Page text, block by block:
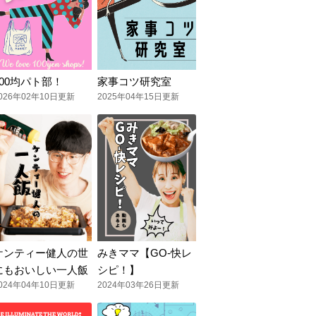
均パト部！
年02年10日更新
家事コツ研究室
2025年04年15日更新
ンティー健人の世
もおいしい一人飯
年04年10日更新
みきママ【GO-快レ
シピ！】
2024年03年26日更新